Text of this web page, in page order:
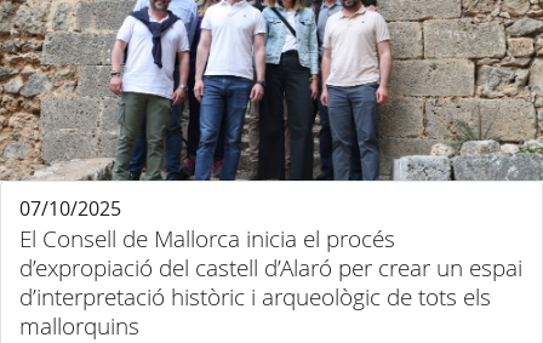
El Consell de Mallorca inicia el procés
d’expropiació del castell d’Alaró per crear un espai
d’interpretació històric i arqueològic de tots els
mallorquins
07/10/2025